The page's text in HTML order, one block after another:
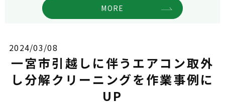
MORE
2024/03/08
一宮市引越しに伴うエアコン取外
し分解クリーニングを作業事例に
UP